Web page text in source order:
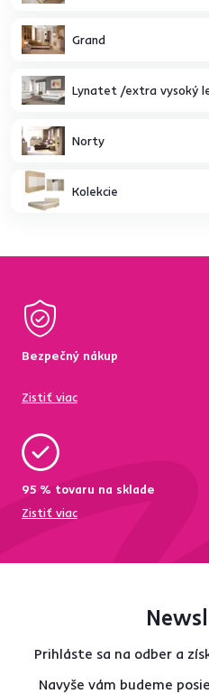
Grand
Lynatet /extra vysoký
Norty
Kolekcie
Bezpečný nákup
Zistiť viac
95 % tovaru na sklade
Zistiť viac
Prihláste sa na odber a
Navyše vám budeme